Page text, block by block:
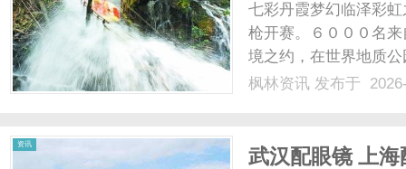
七彩丹霞梦幻临泽彩
枪开赛。６０００名
境之约，在世界地质
织的奔跑盛宴。穿行
枫林资讯 发布于
资讯
武汉配眼镜 上海